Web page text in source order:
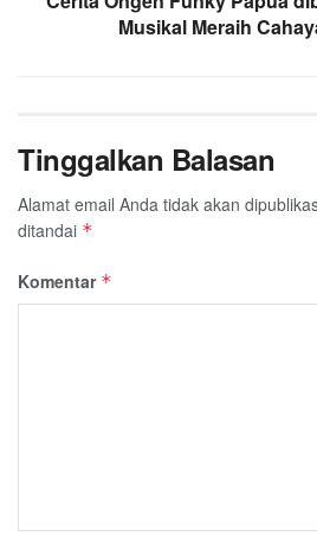
Musikal Meraih
Tinggalkan Balasan
Alamat email Anda tidak akan
ditandai *
Komentar *